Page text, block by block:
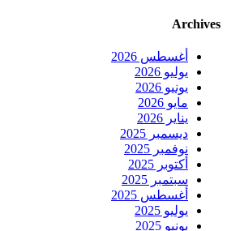
Archives
أغسطس 2026
يوليو 2026
يونيو 2026
مايو 2026
يناير 2026
ديسمبر 2025
نوفمبر 2025
أكتوبر 2025
سبتمبر 2025
أغسطس 2025
يوليو 2025
يونيو 2025